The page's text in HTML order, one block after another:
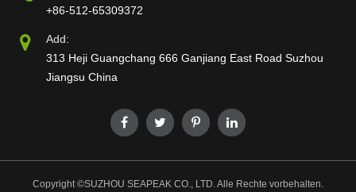
+86-512-65309372
Add:
313 Heji Guangchang 666 Ganjiang East Road Suzhou
Jiangsu China
Copyright ©SUZHOU SEAPEAK CO., LTD. Alle Rechte vorbehalten.